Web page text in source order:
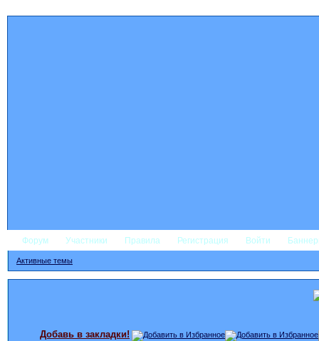
Форум Участники Правила Регистрация Войти
Активные темы
Добавь в закладки!